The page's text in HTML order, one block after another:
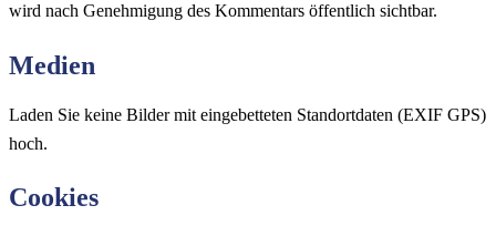
wird nach Genehmigung des Kommentars öffentlich sichtbar.
Medien
Laden Sie keine Bilder mit eingebetteten Standortdaten (EXIF GPS)
hoch.
Cookies